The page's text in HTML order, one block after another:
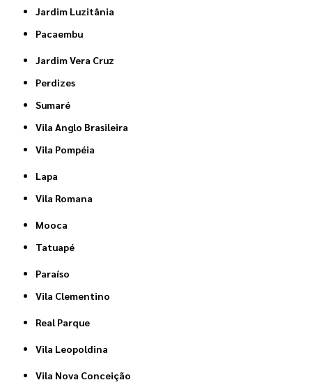
Jardim Luzitânia
Pacaembu
Jardim Vera Cruz
Perdizes
Sumaré
Vila Anglo Brasileira
Vila Pompéia
Lapa
Vila Romana
Mooca
Tatuapé
Paraíso
Vila Clementino
Real Parque
Vila Leopoldina
Vila Nova Conceição